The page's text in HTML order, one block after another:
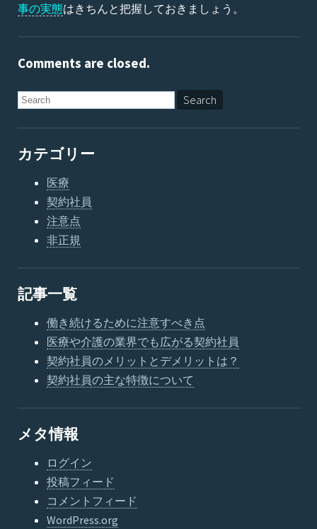
事の実態はきちんと把握しておきましょう。
Comments are closed.
カテゴリー
医療
契約社員
注意点
非正規
記事一覧
働き続けるために注意すべき点
医療や介護の業界でも広がる契約社員
契約社員のメリットとデメリットは？
契約社員の主な特徴について
メタ情報
ログイン
投稿フィード
コメントフィード
WordPress.org